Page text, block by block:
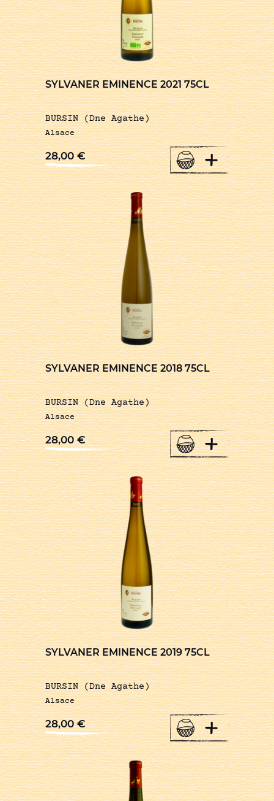
SYLVANER EMINENCE 2021 75CL
BURSIN (Dne Agathe)
Alsace
28,00€ +
SYLVANER EMINENCE 2018 75CL
BURSIN (Dne Agathe)
Alsace
28,00€ +
SYLVANER EMINENCE 2019 75CL
BURSIN (Dne Agathe)
Alsace
28,00€ +